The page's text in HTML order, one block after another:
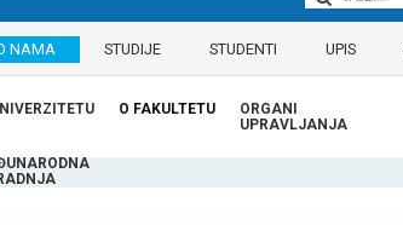
NAMA STUDIJE STUDENTI UPIS
O FAKULTETU
ORGANI
UPRAVLJANJA